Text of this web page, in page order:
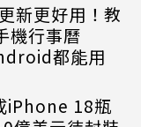
新更好用！教
機行事曆
都能用
iPhone 18瓶